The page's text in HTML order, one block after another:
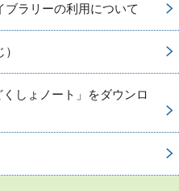
ラリーの利用について
くしょノート」をダウンロ